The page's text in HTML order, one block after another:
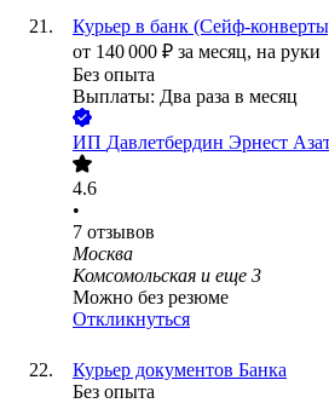
Курьер в банк (Сейф-
от 140 000 ₽ за месяц, на руки
Без опыта
Выплаты: Два раза в месяц
ИП Давлетбердин Эрнест
4.6
•
7 отзывов
Москва
Комсомольская и еще 3
Можно без резюме
Откликнуться
Курьер документов Банка
Без опыта